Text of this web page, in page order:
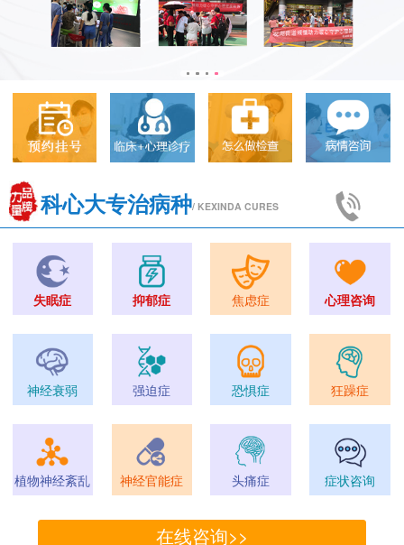
科心大专治病种/ KEXINDA CURES
失眠症 抑郁症 焦虑症 心理咨询
神经衰弱 强迫症 恐惧症 狂躁症
植物神经紊乱 神经官能症 头痛症 症状咨询
在线咨询>>